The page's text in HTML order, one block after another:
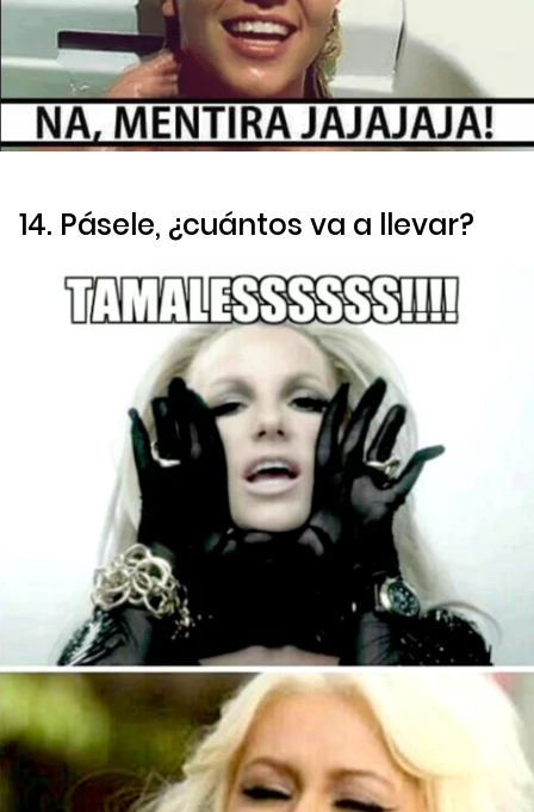
14. Pásele, ¿cuántos va a llevar?